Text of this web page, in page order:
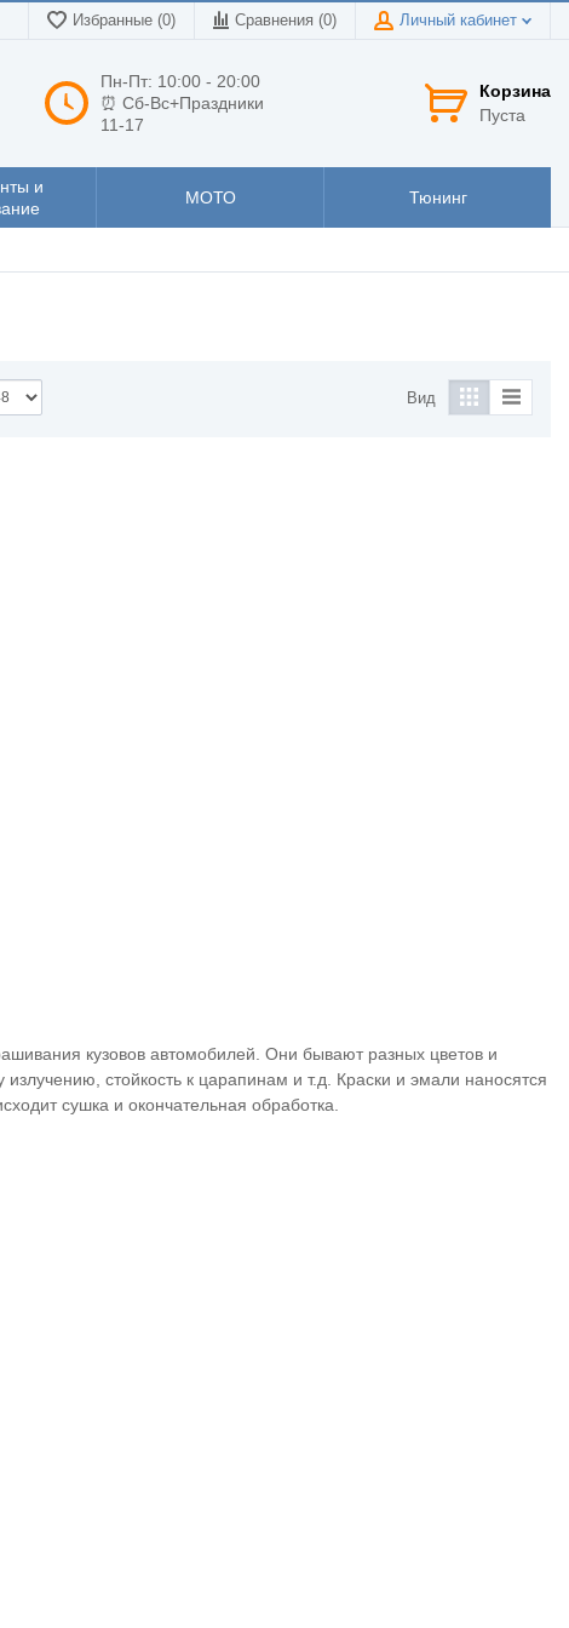
Избранные (0) Сравнения (0) Личный кабинет
Пн-Пт: 10:00 - 20:00
⏰ Сб-Вс+Праздники
11-17
Корзина
Пуста
и
МОТО Тюнинг
Вид
кузовов автомобилей. Они бывают разных цветов и
излучению, стойкость к царапинам и т.д. Краски и эмали наносятся
сушка и окончательная обработка.